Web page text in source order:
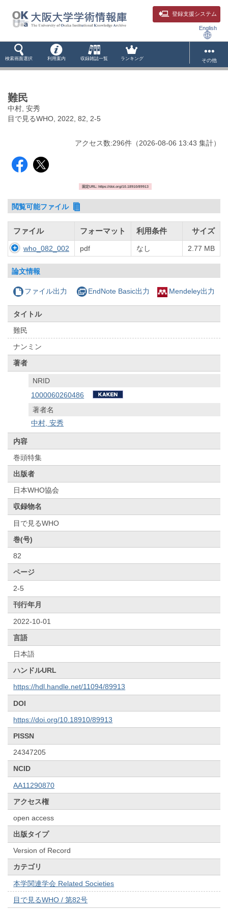
登録支援システム
English
検索画面選択 利用案内 収録雑誌一覧 ランキング その他
難民
中村, 安秀
目で見るWHO, 2022, 82, 2-5
アクセス数:296件 （2026-08-06 13:43 集計）
固定URL: https://doi.org/10.18910/89913
閲覧可能ファイル
ファイル フォーマット 利用条件 サイズ
who_082_002 pdf なし 2.77 MB
論文情報
ファイル出力 EndNote Basic出力 Mendeley出力
タイトル
難民
ナンミン
著者
NRID
1000060260486
著者名
中村, 安秀
内容
巻頭特集
出版者
日本WHO協会
収録物名
目で見るWHO
巻(号)
82
ページ
2-5
刊行年月
2022-10-01
言語
日本語
ハンドルURL
https://hdl.handle.net/11094/89913
DOI
https://doi.org/10.18910/89913
PISSN
24347205
NCID
AA11290870
アクセス権
open access
出版タイプ
Version of Record
カテゴリ
本学関連学会 Related Societies
目で見るWHO / 第82号